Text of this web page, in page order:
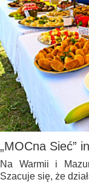
„MOCna Sieć”
Na Warmii i
Szacuje się, że